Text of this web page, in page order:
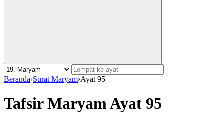
Beranda›Surat Maryam›Ayat 95
Tafsir Maryam Ayat 95